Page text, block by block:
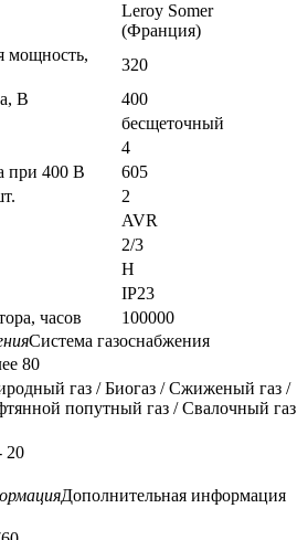
Leroy Somer
(Франция)
мощность,
320
В
400
бесщеточный
4
при 400 В
605
2
AVR
2/3
H
IP23
часов
100000
Система газоснабжения
80
газ / Биогаз / Сжиженый газ /
попутный газ / Свалочный газ
20
Дополнительная информация